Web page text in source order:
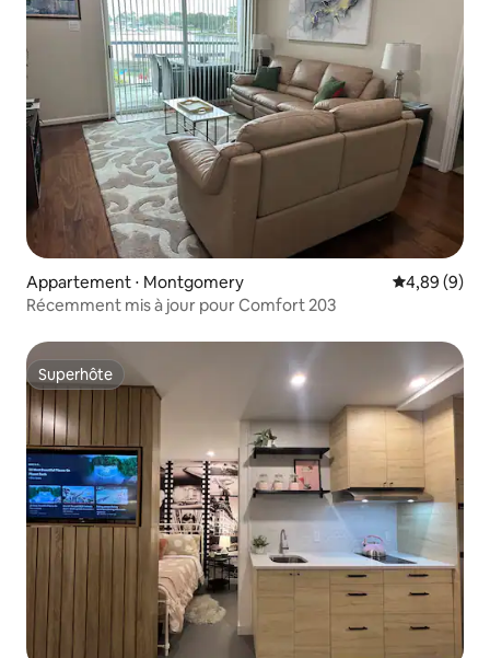
Appartement ⋅ Montgomery Évaluation
4,89 (9)
Récemment mis à jour pour Comfort 203
Superhôte
Superhôte